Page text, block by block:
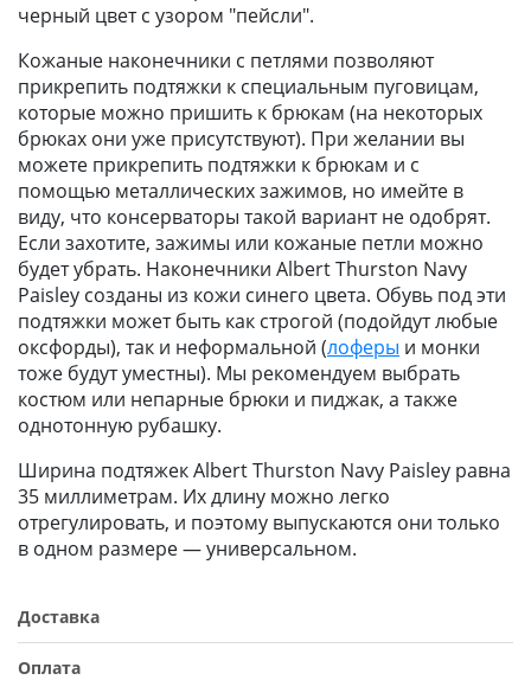
черный цвет с узором "пейсли".
Кожаные наконечники с петлями позволяют
прикрепить подтяжки к специальным пуговицам,
которые можно пришить к брюкам (на некоторых
брюках они уже присутствуют). При желании вы
можете прикрепить подтяжки к брюкам и с
помощью металлических зажимов, но имейте в
виду, что консерваторы такой вариант не одобрят.
Если захотите, зажимы или кожаные петли можно
будет убрать. Наконечники Albert Thurston Navy
Paisley созданы из кожи синего цвета. Обувь под эти
подтяжки может быть как строгой (подойдут любые
оксфорды), так и неформальной (лоферы и монки
тоже будут уместны). Мы рекомендуем выбрать
костюм или непарные брюки и пиджак, а также
однотонную рубашку.
Ширина подтяжек Albert Thurston Navy Paisley равна
35 миллиметрам. Их длину можно легко
отрегулировать, и поэтому выпускаются они только
в одном размере — универсальном.
Доставка
Оплата